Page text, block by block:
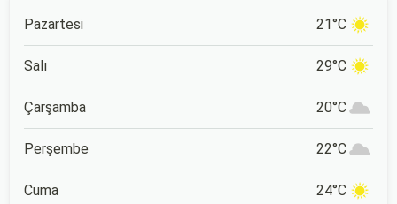
Pazartesi 21°C
Salı 29°C
Çarşamba 20°C
Perşembe 22°C
Cuma 24°C